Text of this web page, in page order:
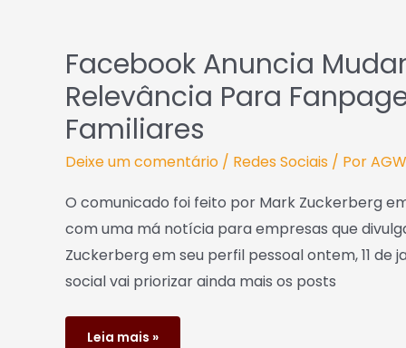
Facebook Anuncia
Relevância Para
Familiares
Deixe um comentário / Redes Sociais / PorAGW
O comunicado foi feito por Mark Zuckerberg
com uma má notícia para empresas que
Zuckerberg em seu perfil pessoal ontem, 11
social vai priorizar ainda mais os posts
Leia mais »